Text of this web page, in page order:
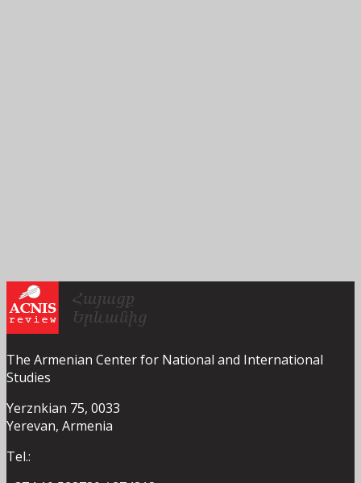
The Armenian Center for National and International
Studies
Yerznkian 75, 0033
Yerevan, Armenia
Tel.: